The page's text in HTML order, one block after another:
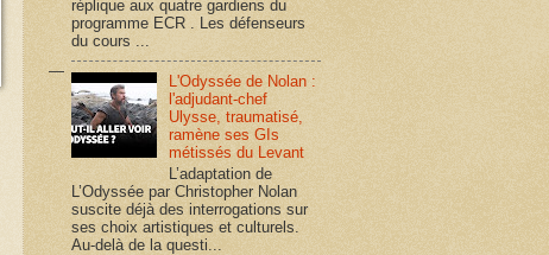
réplique aux quatre gardiens du
programme ECR . Les défenseurs
du cours ...
L'Odyssée de Nolan :
l'adjudant-chef
Ulysse, traumatisé,
ramène ses GIs
métissés du Levant
L’adaptation de
L’Odyssée par Christopher Nolan
suscite déjà des interrogations sur
ses choix artistiques et culturels.
Au-delà de la questi...